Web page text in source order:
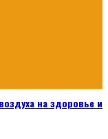
на здоровье и